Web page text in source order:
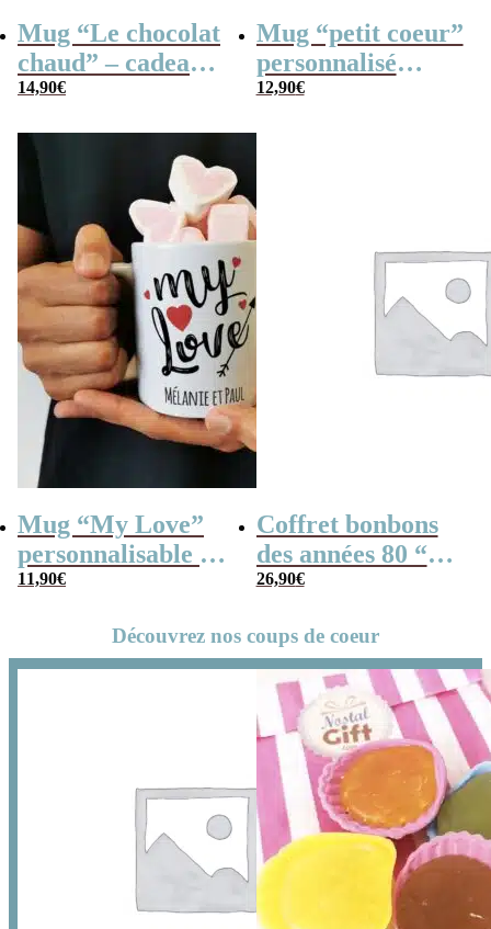
Mug “Le chocolat
chaud” – cadeau
personnalisé et ses
x10
14,90€
Mug “petit coeur”
personnalisé
(Prénom + date) –
12,90€
Mug “My Love”
personnalisable et
ses guimauves
11,90€
Coffret bonbons
des années 80 “Vos
Prénoms”(Boîte
personnalisé
26,90€
Découvrez nos coups de coeur